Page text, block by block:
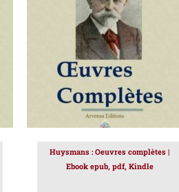
AJOUTER AU PANIER
DÉTAILS
Huysmans : Oeuvres complètes |
Ebook epub, pdf, Kindle